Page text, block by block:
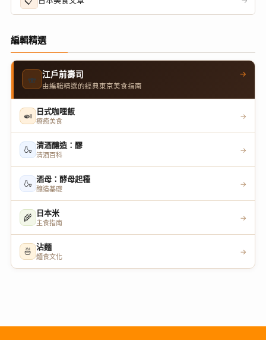
編輯精選
🍣 江戶前壽司
由編輯精選的經典東京美食指南
→
🍛 日式咖哩飯
療癒美食
→
🍶 清酒釀造：醪
清酒百科
→
🍶 酒母：酵母起種
釀造基礎
→
🌾 日本米
主食指南
→
🍜 沾麵
麵食文化
→